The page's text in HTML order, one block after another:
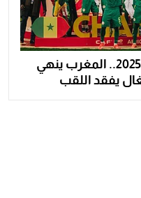
كاف يُبدّل بطل أمم إفريقيا 2025.. المغرب ينهي